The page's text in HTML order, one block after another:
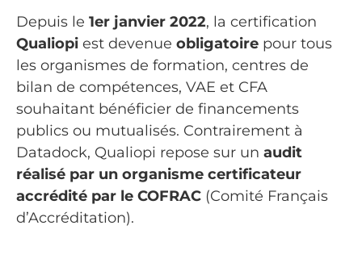
Depuis le 1er janvier 2022, la certification
Qualiopi est devenue obligatoire pour tous
les organismes de formation, centres de
bilan de compétences, VAE et CFA
souhaitant bénéficier de financements
publics ou mutualisés. Contrairement à
Datadock, Qualiopi repose sur un audit
réalisé par un organisme certificateur
accrédité par le COFRAC (Comité Français
d’Accréditation).